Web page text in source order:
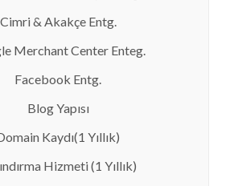
Cimri & Akakçe Entg.
Merchant Center Enteg.
Facebook Entg.
Blog Yapısı
Kaydı(1 Yıllık)
Hizmeti (1 Yıllık)